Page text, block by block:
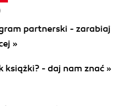
partnerski - zarabiaj
»
książki? - daj nam znać »